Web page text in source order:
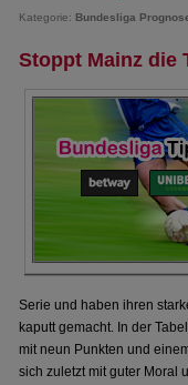
Kategorie: Bundesliga
Stoppt Mainz die
Serie und haben ihren
kaputt gemacht. In der
mit neun Punkten und
sich zuletzt mit guter Moral